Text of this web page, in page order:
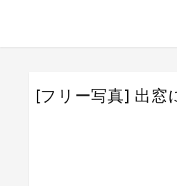
[フリー写真] 出窓